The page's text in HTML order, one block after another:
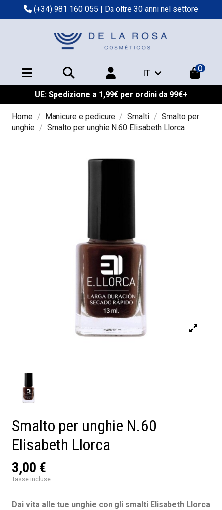
(+34) 981 160 055 | Da oltre 30 anni nel settore
IT 0
UE: Spedizione a 1,99€ per ordini da 99€+
Home Manicure e pedicure Smalti
Smalto per
unghie
Smalto per unghie N.60 Elisabeth Llorca
Smalto per unghie N.60
Elisabeth Llorca
3,00 €
Tasse incluse
Dai vita alle tue unghie con gli smalti Elisabeth Llorca